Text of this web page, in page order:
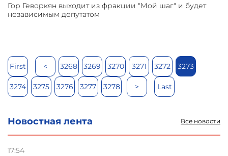
Гор Геворкян выходит из фракции "Мой шаг" и будет
независимым депутатом
First < 3268 3269 3270 3271 3272 3273
3274 3275 3276 3277 3278 > Last
Новостная лента Все новости
17:54